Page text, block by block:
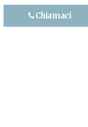
Chiamaci